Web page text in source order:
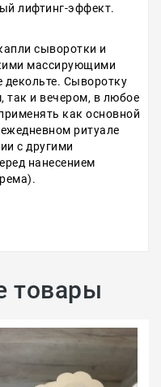
лифтинг-эффект.
сыворотки и
массирующими
декольте. Сыворотку
так и вечером, в любое
как основной
ритуале
с другими
нанесением
товары